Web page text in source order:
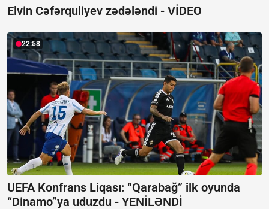
Elvin Cəfərquliyev zədələndi - VİDEO
22:58
UEFA Konfrans Liqası: “Qarabağ” ilk oyunda
“Dinamo”ya uduzdu - YENİLƏNDİ